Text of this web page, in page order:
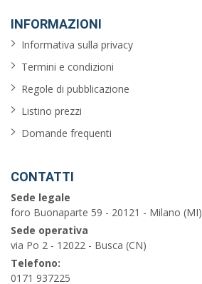
INFORMAZIONI
Informativa sulla privacy
Termini e condizioni
Regole di pubblicazione
Listino prezzi
Domande frequenti
CONTATTI
Sede legale
foro Buonaparte 59 - 20121 - Milano (MI)
Sede operativa
via Po 2 - 12022 - Busca (CN)
Telefono:
0171 937225